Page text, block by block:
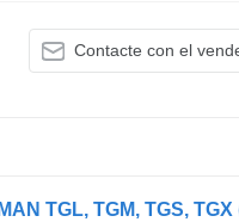
Contacte con el